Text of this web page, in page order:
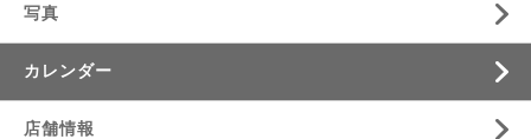
写真
カレンダー
店舗情報